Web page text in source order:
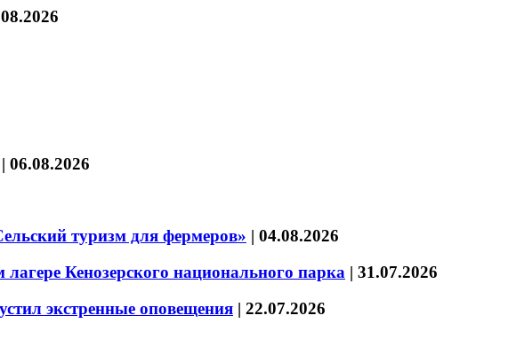
| 06.08.2026
туризм для фермеров» | 04.08.2026
Кенозерского национального парка | 31.07.2026
экстренные оповещения | 22.07.2026